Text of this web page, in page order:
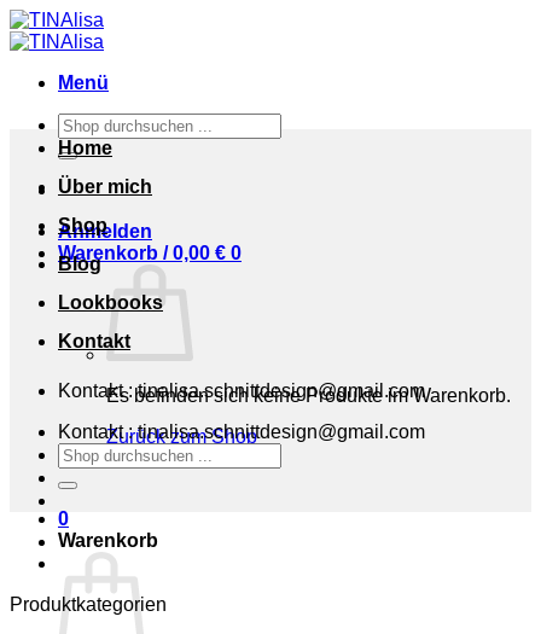
Zum
Inhalt
Menü
Suchen
nach:
Anmelden
Warenkorb /0,00 € 0
Es befinden sich keine Produkte im Warenkorb.
Zurück zum Shop
0
Warenkorb
Home
Über mich
Shop
Blog
Lookbooks
Kontakt
Kontakt : tinalisa.schnittdesign@gmail.com
Kontakt : tinalisa.schnittdesign@gmail.com
Suchen
nach:
Produktkategorien